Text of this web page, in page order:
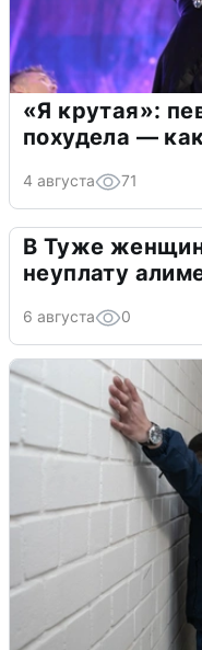
«Я крутая»:
похудела —
4 августа 71
В Туже
неуплату
6 августа 0